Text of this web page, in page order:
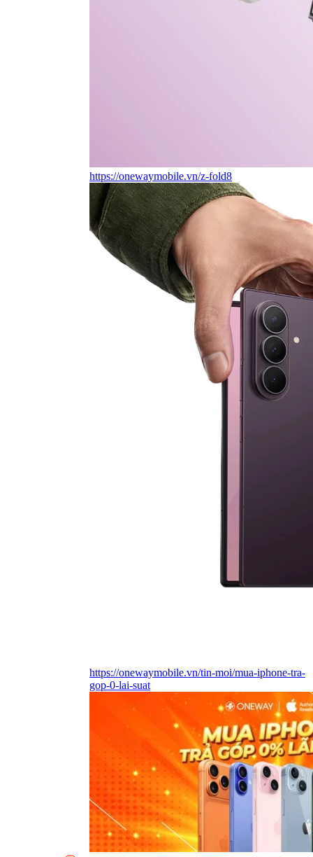
https://onewaymobile.vn/z-fold8
https://onewaymobile.vn/tin-moi/mua-iphone-tra-
gop-0-lai-suat